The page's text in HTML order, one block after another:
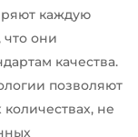
каждую
что они
качества.
позволяют
не